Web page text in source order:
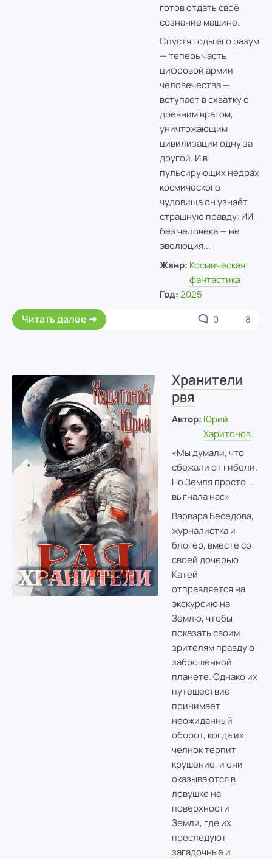
готов отдать своё
сознание машине.
Спустя годы его разум
— теперь часть
цифровой армии
человечества —
вступает в схватку с
древним врагом,
уничтожающим
цивилизации одну за
другой. И в
пульсирующих недрах
космического
чудовища он узнаёт
страшную правду: ИИ
без человека — не
эволюция...
Жанр: Космическая
фантастика
Год: 2025
Читать далее 0 8
Хранители
рвя
Автор: Юрий
Харитонов
«Мы думали, что
сбежали от гибели.
Но Земля просто...
выгнала нас»
Варвара Беседова,
журналистка и
блогер, вместе со
своей дочерью
Катей
отправляется на
экскурсию на
Землю, чтобы
показать своим
зрителям правду о
заброшенной
планете. Однако их
путешествие
принимает
неожиданный
оборот, когда их
челнок терпит
крушение, и они
оказываются в
ловушке на
поверхности
Земли, где их
преследуют
загадочные и